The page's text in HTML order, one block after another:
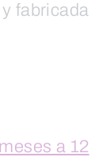
fabricada
a 12